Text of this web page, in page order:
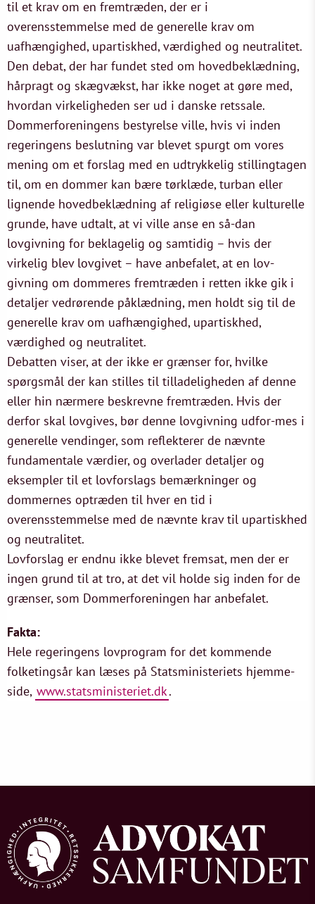
til et krav om en fremtræden, der er i
overensstemmelse med de generelle krav om
uafhængighed, upartiskhed, værdighed og neutralitet.
Den debat, der har fundet sted om hovedbeklædning,
hårpragt og skægvækst, har ikke noget at gøre med,
hvordan virkeligheden ser ud i danske retssale.
Dommerforeningens bestyrelse ville, hvis vi inden
regeringens beslutning var blevet spurgt om vores
mening om et forslag med en udtrykkelig stillingtagen
til, om en dommer kan bære tørklæde, turban eller
lignende hovedbeklædning af religiøse eller kulturelle
grunde, have udtalt, at vi ville anse en så-dan
lovgivning for beklagelig og samtidig – hvis der
virkelig blev lovgivet – have anbefalet, at en lov-
givning om dommeres fremtræden i retten ikke gik i
detaljer vedrørende påklædning, men holdt sig til de
generelle krav om uafhængighed, upartiskhed,
værdighed og neutralitet.
Debatten viser, at der ikke er grænser for, hvilke
spørgsmål der kan stilles til tilladeligheden af denne
eller hin nærmere beskrevne fremtræden. Hvis der
derfor skal lovgives, bør denne lovgivning udfor-mes i
generelle vendinger, som reflekterer de nævnte
fundamentale værdier, og overlader detaljer og
eksempler til et lovforslags bemærkninger og
dommernes optræden til hver en tid i
overensstemmelse med de nævnte krav til upartiskhed
og neutralitet.
Lovforslag er endnu ikke blevet fremsat, men der er
ingen grund til at tro, at det vil holde sig inden for de
grænser, som Dommerforeningen har anbefalet.
Fakta:
Hele regeringens lovprogram for det kommende
folketingsår kan læses på Statsministeriets hjemme-
side, www.statsministeriet.dk.